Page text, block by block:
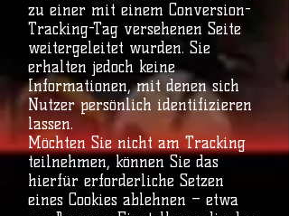
zu einer mit einem Conversion-
Tracking-Tag versehenen Seite
weitergeleitet wurden. Sie
erhalten jedoch keine
Informationen, mit denen sich
Nutzer persönlich identifizieren
lassen.
Möchten Sie nicht am Tracking
teilnehmen, können Sie das
hierfür erforderliche Setzen
eines Cookies ablehnen – etwa